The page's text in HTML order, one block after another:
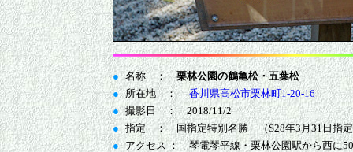
● 名称 ：栗林公園の鶴亀松・五葉松
● 所在地 ：香川県高松市栗林町1-20-16
● 撮影日 ： 2018/11/2
● 指定 ： 国指定特別名勝 （S28年3月31日指
● アクセス ： 琴電琴平線・栗林公園駅から西に